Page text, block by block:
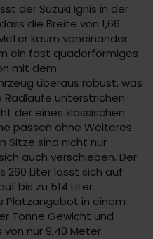
der Suzuki Ignis in der
die Breite von 1,66
kaum voneinander
ein fast quaderförmiges
mit dem
überaus robust, was
unterstrichen
der eines klassischen
passen ohne Weiteres
Sitze sind nicht nur
auch verschieben. Der
260 Liter lässt sich auf
bis zu 514 Liter
Platzangebot in einem
Tonne Gewicht und
nur 9,40 Meter.